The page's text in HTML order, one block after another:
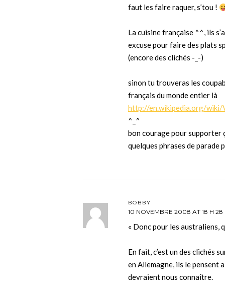
faut les faire raquer, s’tou !
La cuisine française ^^, ils
excuse pour faire des plats
(encore des clichés -_-)
sinon tu trouveras les
français du monde entier là
http://en.wikipedia.org/wiki/
^_^
bon courage pour supporter
quelques phrases de
BOBBY
10 NOVEMBRE 2008 AT 18 H 28
« Donc pour les australiens,
En fait, c’est un des clichés
en Allemagne, ils le pensent
devraient nous connaître.